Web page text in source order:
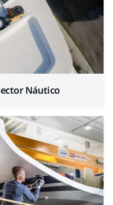
Náutico